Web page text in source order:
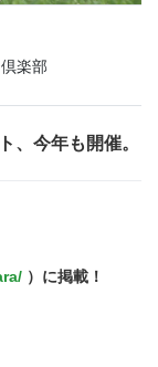
楽部
、今年も開催。
）に掲載！